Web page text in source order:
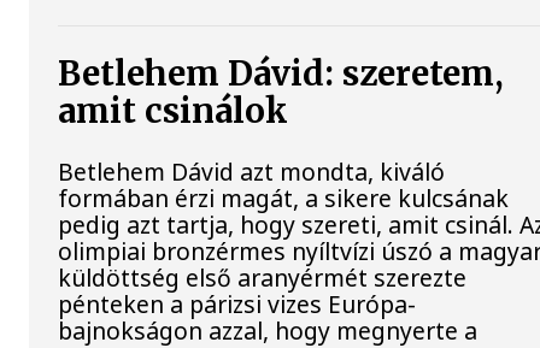
Betlehem Dávid: szeretem,
amit csinálok
Betlehem Dávid azt mondta, kiváló
formában érzi magát, a sikere kulcsának
pedig azt tartja, hogy szereti, amit csinál.
olimpiai bronzérmes nyíltvízi úszó a
küldöttség első aranyérmét szerezte
pénteken a párizsi vizes Európa-
bajnokságon azzal, hogy megnyerte a